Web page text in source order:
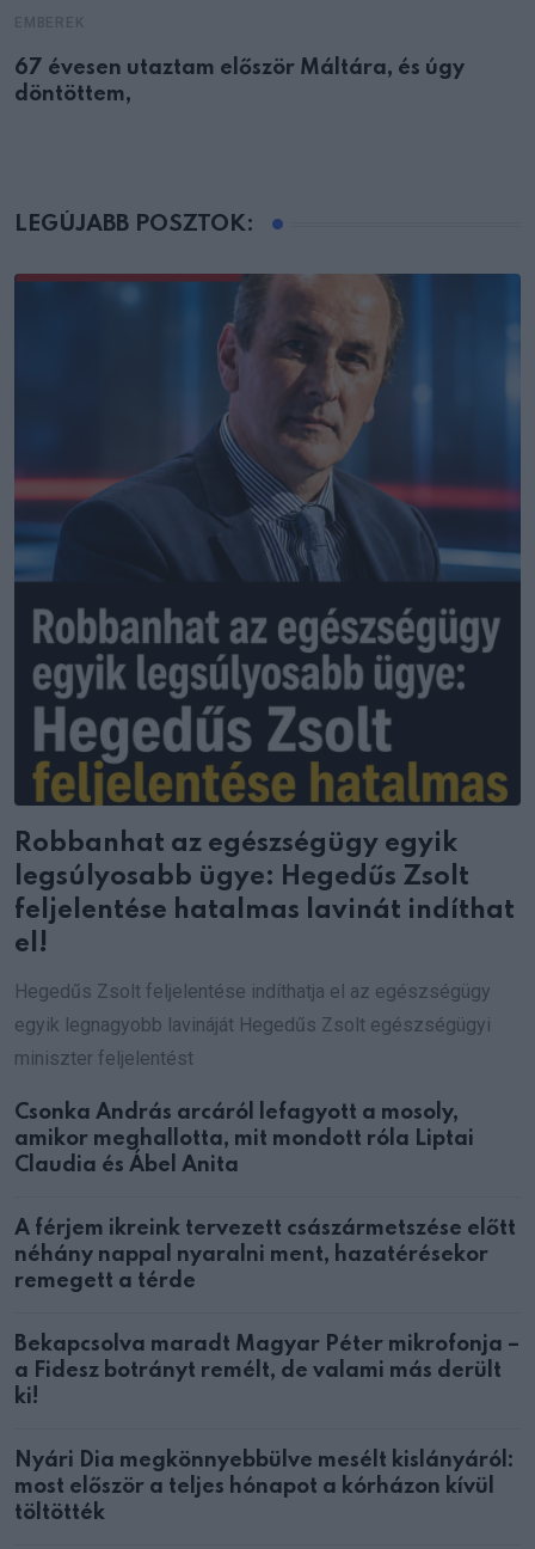
67 évesen utaztam először Máltára, és úgy
döntöttem,
LEGÚJABB POSZTOK:
Robbanhat az egészségügy egyik
legsúlyosabb ügye: Hegedűs Zsolt
feljelentése hatalmas lavinát indíthat
el!
Hegedűs Zsolt feljelentése indíthatja el az egészségügy
egyik legnagyobb lavináját Hegedűs Zsolt egészségügyi
miniszter feljelentést
Csonka András arcáról lefagyott a mosoly,
amikor meghallotta, mit mondott róla Liptai
Claudia és Ábel Anita
A férjem ikreink tervezett császármetszése előtt
néhány nappal nyaralni ment, hazatérésekor
remegett a térde
Bekapcsolva maradt Magyar Péter mikrofonja –
a Fidesz botrányt remélt, de valami más derült
ki!
Nyári Dia megkönnyebbülve mesélt kislányáról:
most először a teljes hónapot a kórházon kívül
töltötték